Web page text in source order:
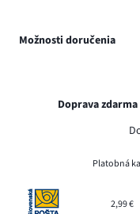
Možnosti doručenia
Doprava zdarma
Platobná
2,99 €